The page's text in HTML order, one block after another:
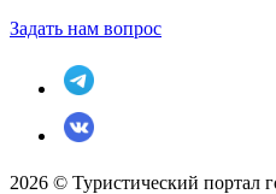
Задать нам вопрос
2026 © Туристический портал